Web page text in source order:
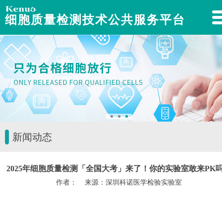
细胞质量检测技术公共服务平台
新闻动态
2025年细胞质量检测「全国大考」来了！你的实验室敢来PK
作者： 来源：深圳科诺医学检验实验室